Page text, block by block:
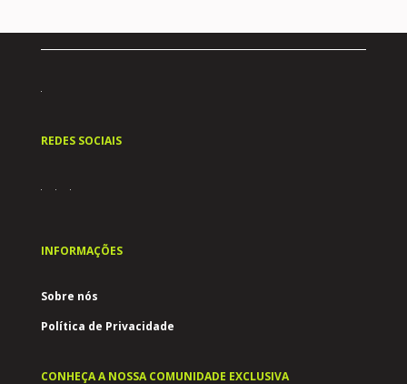
REDES SOCIAIS
INFORMAÇÕES
Sobre nós
Política de Privacidade
CONHEÇA A NOSSA COMUNIDADE EXCLUSIVA